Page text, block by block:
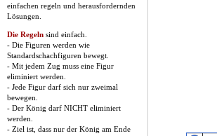
einfachen regeln und herausfordernden
Lösungen.
Die Regeln sind einfach.
- Die Figuren werden wie
Standardschachfiguren bewegt.
- Mit jedem Zug muss eine Figur
eliminiert werden.
- Jede Figur darf sich nur zweimal
bewegen.
- Der König darf NICHT eliminiert
werden.
- Ziel ist, dass nur der König am Ende